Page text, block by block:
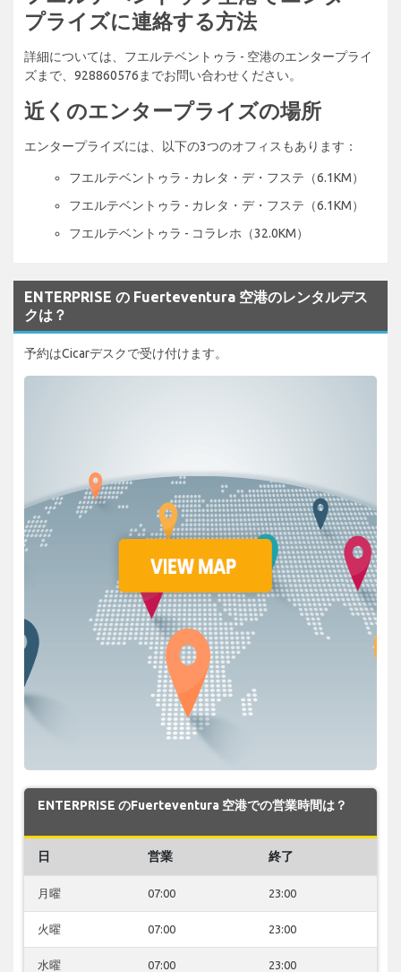
プライズに連絡する方法
詳細については、フエルテベントゥラ - 空港のエンタープライ
ズまで、928860576までお問い合わせください。
近くのエンタープライズの場所
エンタープライズには、以下の3つのオフィスもあります：
フエルテベントゥラ - カレタ・デ・フステ（6.1KM）
フエルテベントゥラ - カレタ・デ・フステ（6.1KM）
フエルテベントゥラ - コラレホ（32.0KM）
ENTERPRISE の Fuerteventura 空港のレンタルデス
クは？
予約はCicarデスクで受け付けます。
ENTERPRISE のFuerteventura 空港での営業時間は？
日 営業 終了
月曜 07:00 23:00
火曜 07:00 23:00
水曜 07:00 23:00